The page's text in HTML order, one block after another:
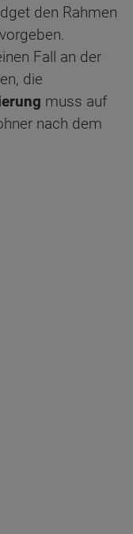
den Rahmen
vorgeben.
Fall an der
die
muss auf
nach dem